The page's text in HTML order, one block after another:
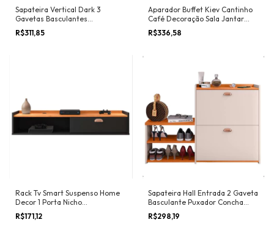
Sapateira Vertical Dark 3
Gavetas Basculantes
Organizadora Calçados Retrô
Quarto Hall Entrada - RPM
R$311,85
Aparador Buffet Kiev Cantinho
Café Decoração Sala Jantar
Estar Cozinha 4 Portas Puxador
Concha Prateleira Interna
R$336,58
Rack Tv Smart Suspenso Home
Decor 1 Porta Nicho
Organizador Decoração Sala
Quarto Compacto 1.20 Puxador
R$171,12
Sapateira Hall Entrada 2 Gaveta
Basculante Puxador Concha
Banco Prateleira Porta Sapatos
Sala Quarto Retrô Milano - RPM
R$298,19